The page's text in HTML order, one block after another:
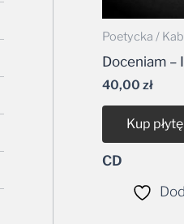
Poetycka /
Doceniam –
40,00zł
Kup
CD